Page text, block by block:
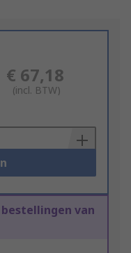
€ 67,18
(incl. BTW)
bestellingen van